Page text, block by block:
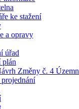
ke stažení
a opravy
úřad
plán
Změny č. 4
projednání